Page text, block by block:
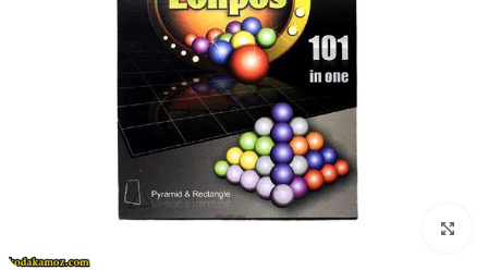
بزرگنمایی تصویر